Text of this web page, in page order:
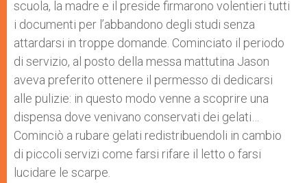
scuola, la madre e il preside firmarono volentieri tutti
i documenti per l’abbandono degli studi senza
attardarsi in troppe domande. Cominciato il periodo
di servizio, al posto della messa mattutina Jason
aveva preferito ottenere il permesso di dedicarsi
alle pulizie: in questo modo venne a scoprire una
dispensa dove venivano conservati dei gelati…
Cominciò a rubare gelati redistribuendoli in cambio
di piccoli servizi come farsi rifare il letto o farsi
lucidare le scarpe.